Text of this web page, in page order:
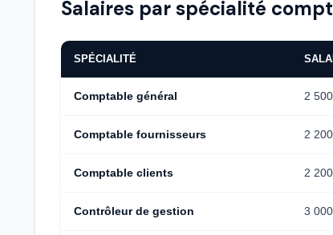
Salaires par spécialité
SPÉCIALITÉ
Comptable général 2
Comptable fournisseurs 2
Comptable clients 2
Contrôleur de gestion 3